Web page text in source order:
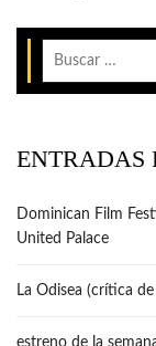
ENTRADAS
Dominican Film
United Palace
La Odisea (crítica
estreno de la